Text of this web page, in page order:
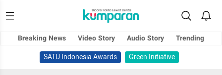
Breaking News Video Story Audio Story
Trending
SATU Indonesia Awards
Green Initiative